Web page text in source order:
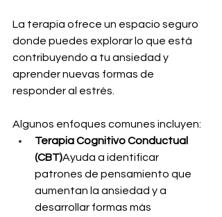
La terapia ofrece un espacio seguro
donde puedes explorar lo que está
contribuyendo a tu ansiedad y
aprender nuevas formas de
responder al estrés.
Algunos enfoques comunes incluyen:
Terapia Cognitivo Conductual
(CBT)Ayuda a identificar
patrones de pensamiento que
aumentan la ansiedad y a
desarrollar formas más